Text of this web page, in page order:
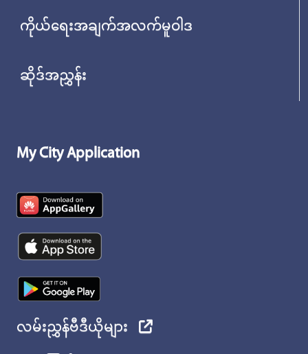
ကိုယ်ရေးအချက်အလက်မူဝါဒ
ဆိုဒ်အညွှန်း
My City Application
လမ်းညွှန်ဗီဒီယိုများ